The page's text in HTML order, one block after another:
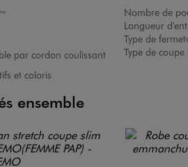
par cordon coulissant
et coloris
Nombre de
Longueur
Type de
Type de coupe
ensemble